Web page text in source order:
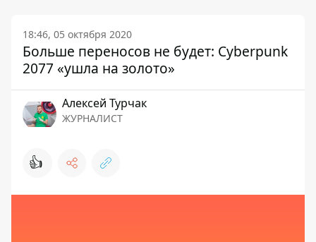
18:46, 05 октября 2020
Больше переносов не будет: Cyberpunk
2077 «ушла на золото»
Алексей Турчак
ЖУРНАЛИСТ
👍